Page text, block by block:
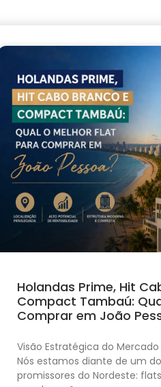
Holandas Prime, Hit
Compact Tambaú:
Comprar em João
Visão Estratégica do
Nós estamos diante de um
promissores do Nordeste: